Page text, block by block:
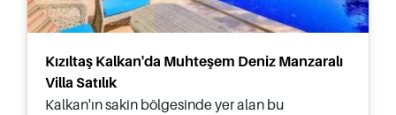
Kızıltaş Kalkan'da Muhteşem Deniz Manzaralı
Villa Satılık
Kalkan'ın sakin bölgesinde yer alan bu